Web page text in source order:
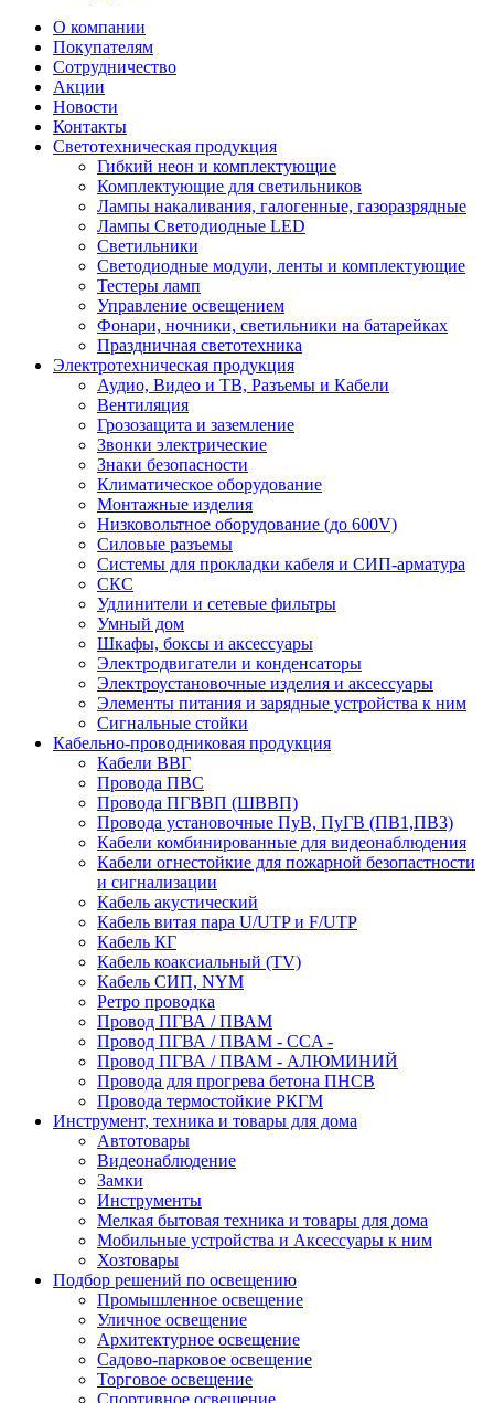
О компании
Покупателям
Сотрудничество
Акции
Новости
Контакты
Светотехническая продукция
Гибкий неон и комплектующие
Комплектующие для светильников
Лампы накаливания, галогенные, газоразрядные
Лампы Светодиодные LED
Светильники
Светодиодные модули, ленты и комплектующие
Тестеры ламп
Управление освещением
Фонари, ночники, светильники на батарейках
Праздничная светотехника
Электротехническая продукция
Аудио, Видео и ТВ, Разъемы и Кабели
Вентиляция
Грозозащита и заземление
Звонки электрические
Знаки безопасности
Климатическое оборудование
Монтажные изделия
Низковольтное оборудование (до 600V)
Силовые разъемы
Системы для прокладки кабеля и СИП-арматура
СКС
Удлинители и сетевые фильтры
Умный дом
Шкафы, боксы и аксессуары
Электродвигатели и конденсаторы
Электроустановочные изделия и аксессуары
Элементы питания и зарядные устройства к ним
Сигнальные стойки
Кабельно-проводниковая продукция
Кабели ВВГ
Провода ПВС
Провода ПГВВП (ШВВП)
Провода установочные ПуВ, ПуГВ (ПВ1,ПВ3)
Кабели комбинированные для видеонаблюдения
Кабели огнестойкие для пожарной безопастности
и сигнализации
Кабель акустический
Кабель витая пара U/UTP и F/UTP
Кабель КГ
Кабель коаксиальный (TV)
Кабель СИП, NYM
Ретро проводка
Провод ПГВА / ПВАМ
Провод ПГВА / ПВАМ - CCA -
Провод ПГВА / ПВАМ - АЛЮМИНИЙ
Провода для прогрева бетона ПНСВ
Провода термостойкие РКГМ
Инструмент, техника и товары для дома
Автотовары
Видеонаблюдение
Замки
Инструменты
Мелкая бытовая техника и товары для дома
Мобильные устройства и Аксессуары к ним
Хозтовары
Подбор решений по освещению
Промышленное освещение
Уличное освещение
Архитектурное освещение
Садово-парковое освещение
Торговое освещение
Спортивное освещение